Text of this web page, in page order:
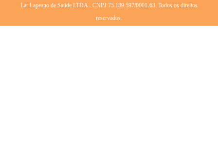
Lar Lapeano de Saúde LTDA - CNPJ 75.189.597/0001-63. Todos os direitos
reservados.